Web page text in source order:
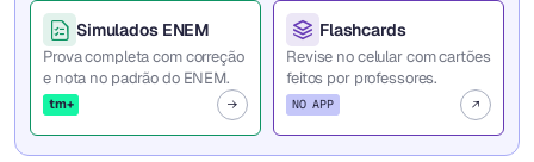
Simulados ENEM
Prova completa com correção
e nota no padrão do ENEM.
tm+
Flashcards
Revise no celular com cartões
feitos por professores.
NO APP